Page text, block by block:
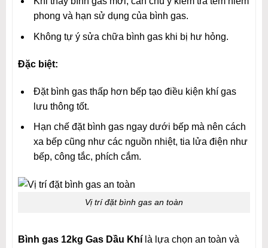
phong và hạn sử dụng của bình gas.
Không tự ý sửa chữa bình gas khi bị hư hỏng.
Đặc biệt:
Đặt bình gas thấp hơn bếp tạo điều kiện khí gas
lưu thông tốt.
Hạn chế đặt bình gas ngay dưới bếp mà nên cách
xa bếp cũng như các nguồn nhiệt, tia lửa điện như
bếp, công tắc, phích cắm.
Vị trí đặt bình gas an toàn
Bình gas 12kg Gas Dầu Khílà lựa chọn an toàn và